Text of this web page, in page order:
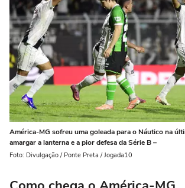
América-MG sofreu uma goleada para o Náutico na
amargar a lanterna e a pior defesa da Série B –
Foto: Divulgação / Ponte Preta / Jogada10